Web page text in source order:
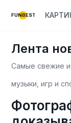
FUNBEST
Лента
Самые свежие и
музыки, игр и